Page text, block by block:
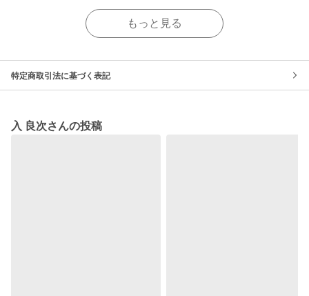
もっと見る
特定商取引法に基づく表記
入 良次さんの投稿